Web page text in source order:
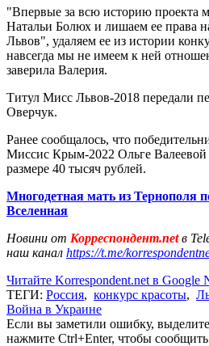
"Впервые за всю историю проекта
Натальи Болюх и лишаем ее права
Львов", удаляем ее из истории
навсегда мы не имеем к ней
заверила Валерия.
Титул Мисс Львов-2018 передали
Оверчук.
Ранее сообщалось, что
Миссис Крым-2022 Ольге Валеевой
размере 40 тысяч рублей.
Многодетная мать из Тернополя
Вселенная
Новини от Корреспондент.netв
наш канал https://t.me/
Читайте Korrespondent.net в Google
ТЕГИ: Россия, конкурс красоты,
Война в Украине
Если вы заметили ошибку,
нажмите Ctrl+Enter, чтобы